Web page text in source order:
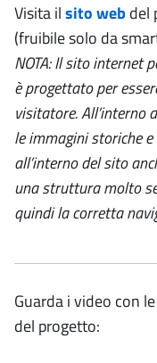
Visita ilsito webdel
(fruibile solo da
NOTA: Il sito internet
è progettato per
visitatore. All’interno
le immagini storiche
all’interno del sito
una struttura molto
quindi la corretta
Guarda i video con
del progetto: